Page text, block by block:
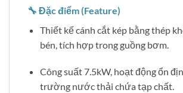
🔧 Đặc điểm (Feature)
Thiết kế cánh cắt kép bằng thép
bén, tích hợp trong guồng bơm.
Công suất 7.5kW, hoạt động ổn
trường nước thải chứa tạp chất.